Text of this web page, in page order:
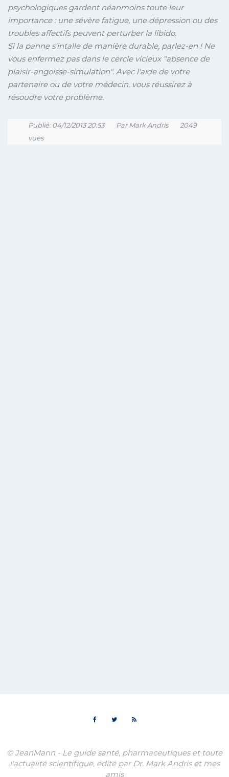
psychologiques gardent néanmoins toute leur
importance : une sévère fatigue, une dépression ou des
troubles affectifs peuvent perturber la libido.
Si la panne s'intalle de manière durable, parlez-en ! Ne
vous enfermez pas dans le cercle vicieux "absence de
plaisir-angoisse-simulation". Avec l'aide de votre
partenaire ou de votre médecin, vous réussirez à
résoudre votre problème.
Publié: 04/12/2013 20:53 Par Mark Andris
2049
vues
© JeanMann - Le guide santé, pharmaceutiques et toute
l'actualité scientifique, édité par Dr. Mark Andris et mes
amis